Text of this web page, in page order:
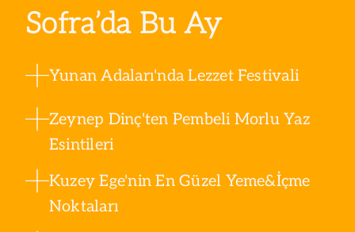
Sofra’da Bu Ay
Yunan Adaları'nda Lezzet Festivali
Zeynep Dinç'ten Pembeli Morlu Yaz
Esintileri
Kuzey Ege'nin En Güzel Yeme&İçme
Noktaları